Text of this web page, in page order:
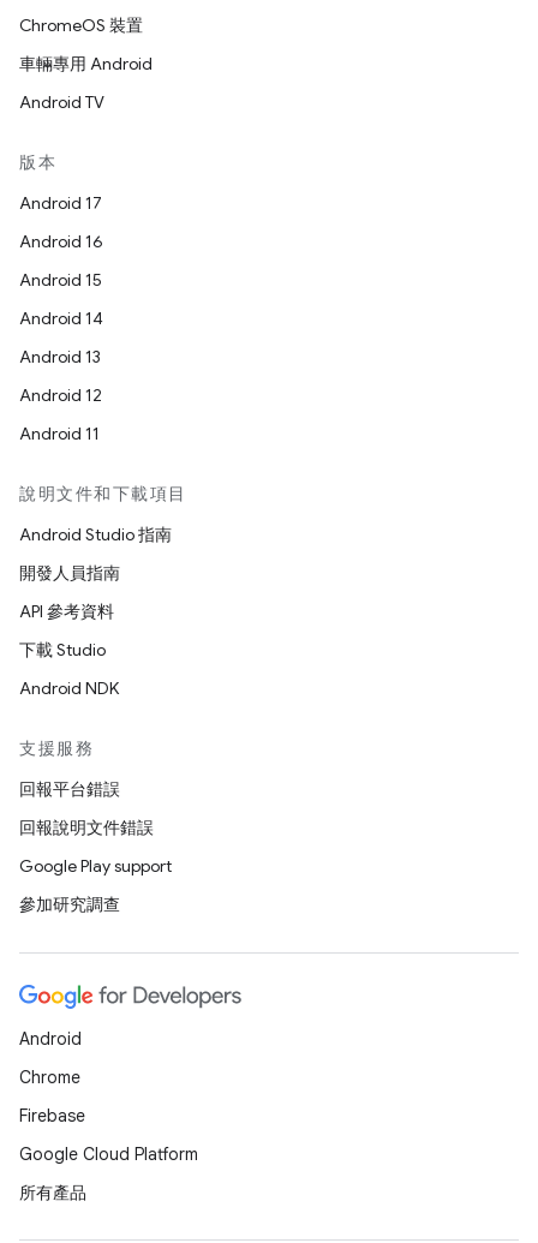
ChromeOS 裝置
車輛專用 Android
Android TV
版本
Android 17
Android 16
Android 15
Android 14
Android 13
Android 12
Android 11
說明文件和下載項目
Android Studio 指南
開發人員指南
API 參考資料
下載 Studio
Android NDK
支援服務
回報平台錯誤
回報說明文件錯誤
Google Play support
參加研究調查
Android
Chrome
Firebase
Google Cloud Platform
所有產品